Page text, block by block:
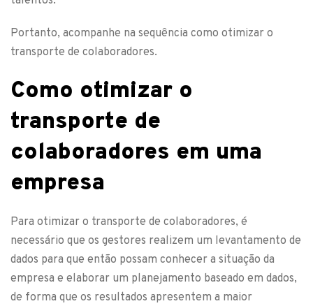
Portanto, acompanhe na sequência como otimizar o
transporte de colaboradores.
Como otimizar o
transporte de
colaboradores em uma
empresa
Para otimizar o transporte de colaboradores, é
necessário que os gestores realizem um levantamento de
dados para que então possam conhecer a situação da
empresa e elaborar um planejamento baseado em dados,
de forma que os resultados apresentem a maior